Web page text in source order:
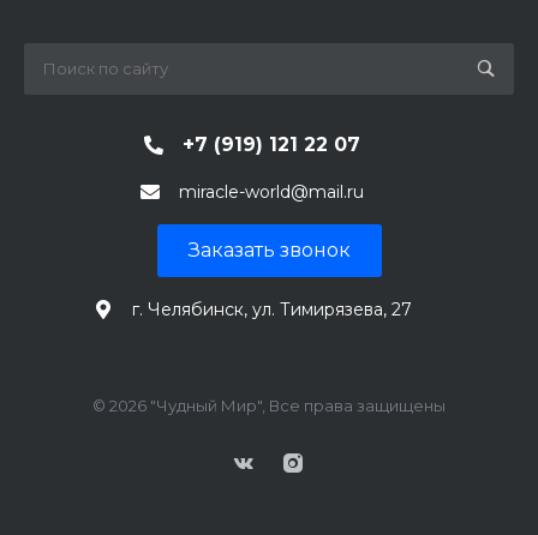
+7 (919) 121 22 07
miracle-world@mail.ru
Заказать звонок
г. Челябинск, ул. Тимирязева, 27
© 2026 "Чудный Мир", Все права защищены